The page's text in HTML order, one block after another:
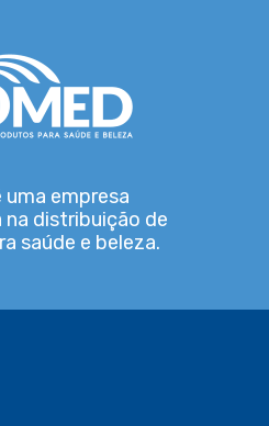
uma empresa
na distribuição de
saúde e beleza.